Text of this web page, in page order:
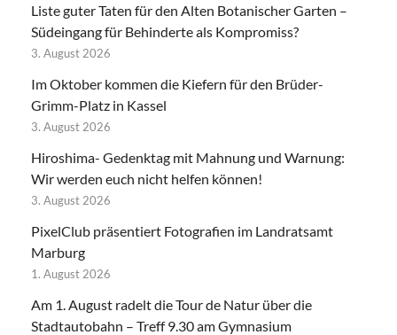
Liste guter Taten für den Alten Botanischer Garten –
Südeingang für Behinderte als Kompromiss?
3. August 2026
Im Oktober kommen die Kiefern für den Brüder-
Grimm-Platz in Kassel
3. August 2026
Hiroshima- Gedenktag mit Mahnung und Warnung:
Wir werden euch nicht helfen können!
3. August 2026
PixelClub präsentiert Fotografien im Landratsamt
Marburg
1. August 2026
Am 1. August radelt die Tour de Natur über die
Stadtautobahn – Treff 9.30 am Gymnasium